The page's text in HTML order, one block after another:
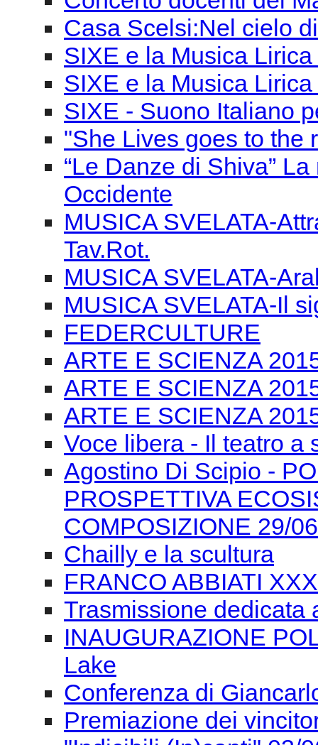
Casa Scelsi:Nel cielo
SIXE e la Musica
SIXE e la Musica
SIXE - Suono Italiano
"She Lives goes to the
“Le Danze di Shiva”
Occidente
MUSICA SVELATA-
Tav.Rot.
MUSICA SVELATA-
MUSICA SVELATA-Il
FEDERCULTURE
ARTE E SCIENZA
ARTE E SCIENZA
ARTE E SCIENZA
Voce libera - Il teatro a
Agostino Di Scipio -
PROSPETTIVA
COMPOSIZIONE 29/06
Chailly e la scultura
FRANCO ABBIATI
Trasmissione dedicata
INAUGURAZIONE
Lake
Conferenza di
Premiazione dei